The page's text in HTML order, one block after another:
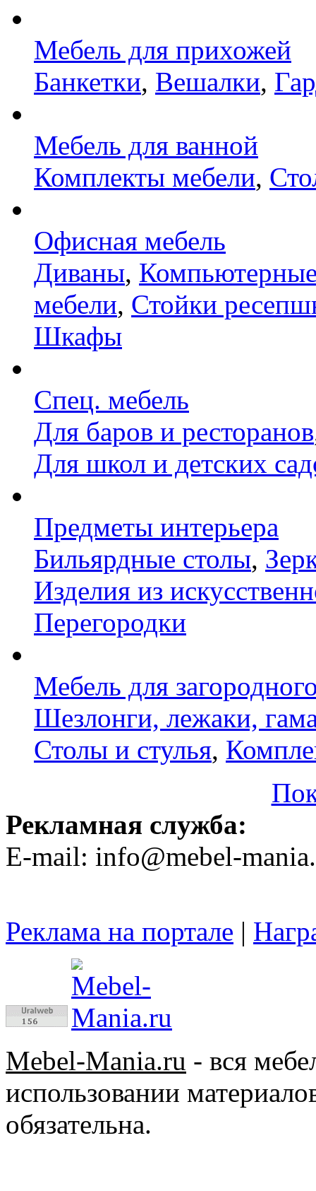
Мебель для прихожей
Банкетки, Вешалки,
Мебель для ванной
Комплекты мебели,
Офисная мебель
Диваны,
мебели, Стойки
Шкафы
Спец. мебель
Для баров и ресторанов
Для школ и детских
Предметы интерьера
Бильярдные столы,
Изделия из
Перегородки
Мебель для
Шезлонги, лежаки,
Столы и стулья,
Рекламная служба:
E-mail: info@mebel-
Реклама на портале |
Mebel-Mania.ru - вся
использовании
обязательна.